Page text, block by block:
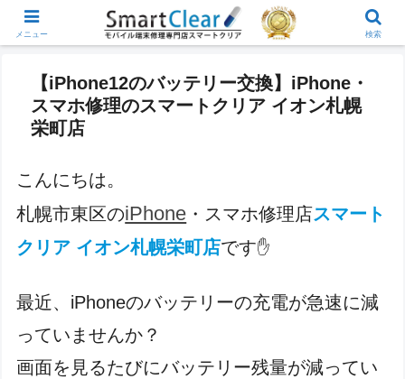
【iPhone12のバッテリー交換】iPhone・
スマホ修理のスマートクリア イオン札幌
栄町店
こんにちは。
札幌市東区のiPhone ・スマホ修理店スマート
クリア イオン札幌栄町店です✋
最近、iPhoneのバッテリーの充電が急速に減
っていませんか？
画面を見るたびにバッテリー残量が減ってい
メニュー 検索